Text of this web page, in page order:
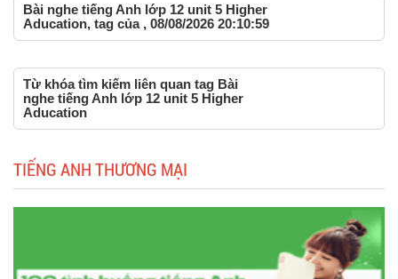
Bài nghe tiếng Anh lớp 12 unit 5 Higher
Aducation, tag của , 08/08/2026 20:10:59
Từ khóa tìm kiếm liên quan tag Bài
nghe tiếng Anh lớp 12 unit 5 Higher
Aducation
TIẾNG ANH THƯƠNG MẠI